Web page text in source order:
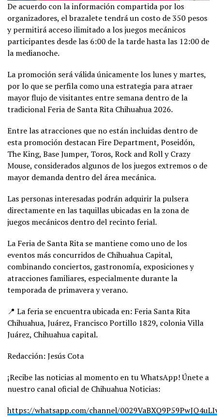
De acuerdo con la información compartida por los
organizadores, el brazalete tendrá un costo de 350 pesos
y permitirá acceso ilimitado a los juegos mecánicos
participantes desde las 6:00 de la tarde hasta las 12:00 de
la medianoche.
La promoción será válida únicamente los lunes y martes,
por lo que se perfila como una estrategia para atraer
mayor flujo de visitantes entre semana dentro de la
tradicional Feria de Santa Rita Chihuahua 2026.
Entre las atracciones que no están incluidas dentro de
esta promoción destacan Fire Department, Poseidón,
The King, Base Jumper, Toros, Rock and Roll y Crazy
Mouse, considerados algunos de los juegos extremos o de
mayor demanda dentro del área mecánica.
Las personas interesadas podrán adquirir la pulsera
directamente en las taquillas ubicadas en la zona de
juegos mecánicos dentro del recinto ferial.
La Feria de Santa Rita se mantiene como uno de los
eventos más concurridos de Chihuahua Capital,
combinando conciertos, gastronomía, exposiciones y
atracciones familiares, especialmente durante la
temporada de primavera y verano.
📍 La feria se encuentra ubicada en: Feria Santa Rita
Chihuahua, Juárez, Francisco Portillo 1829, colonia Villa
Juárez, Chihuahua capital.
Redacción: Jesús Cota
¡Recibe las noticias al momento en tu WhatsApp! Únete a
nuestro canal oficial de Chihuahua Noticias:
https://whatsapp.com/channel/